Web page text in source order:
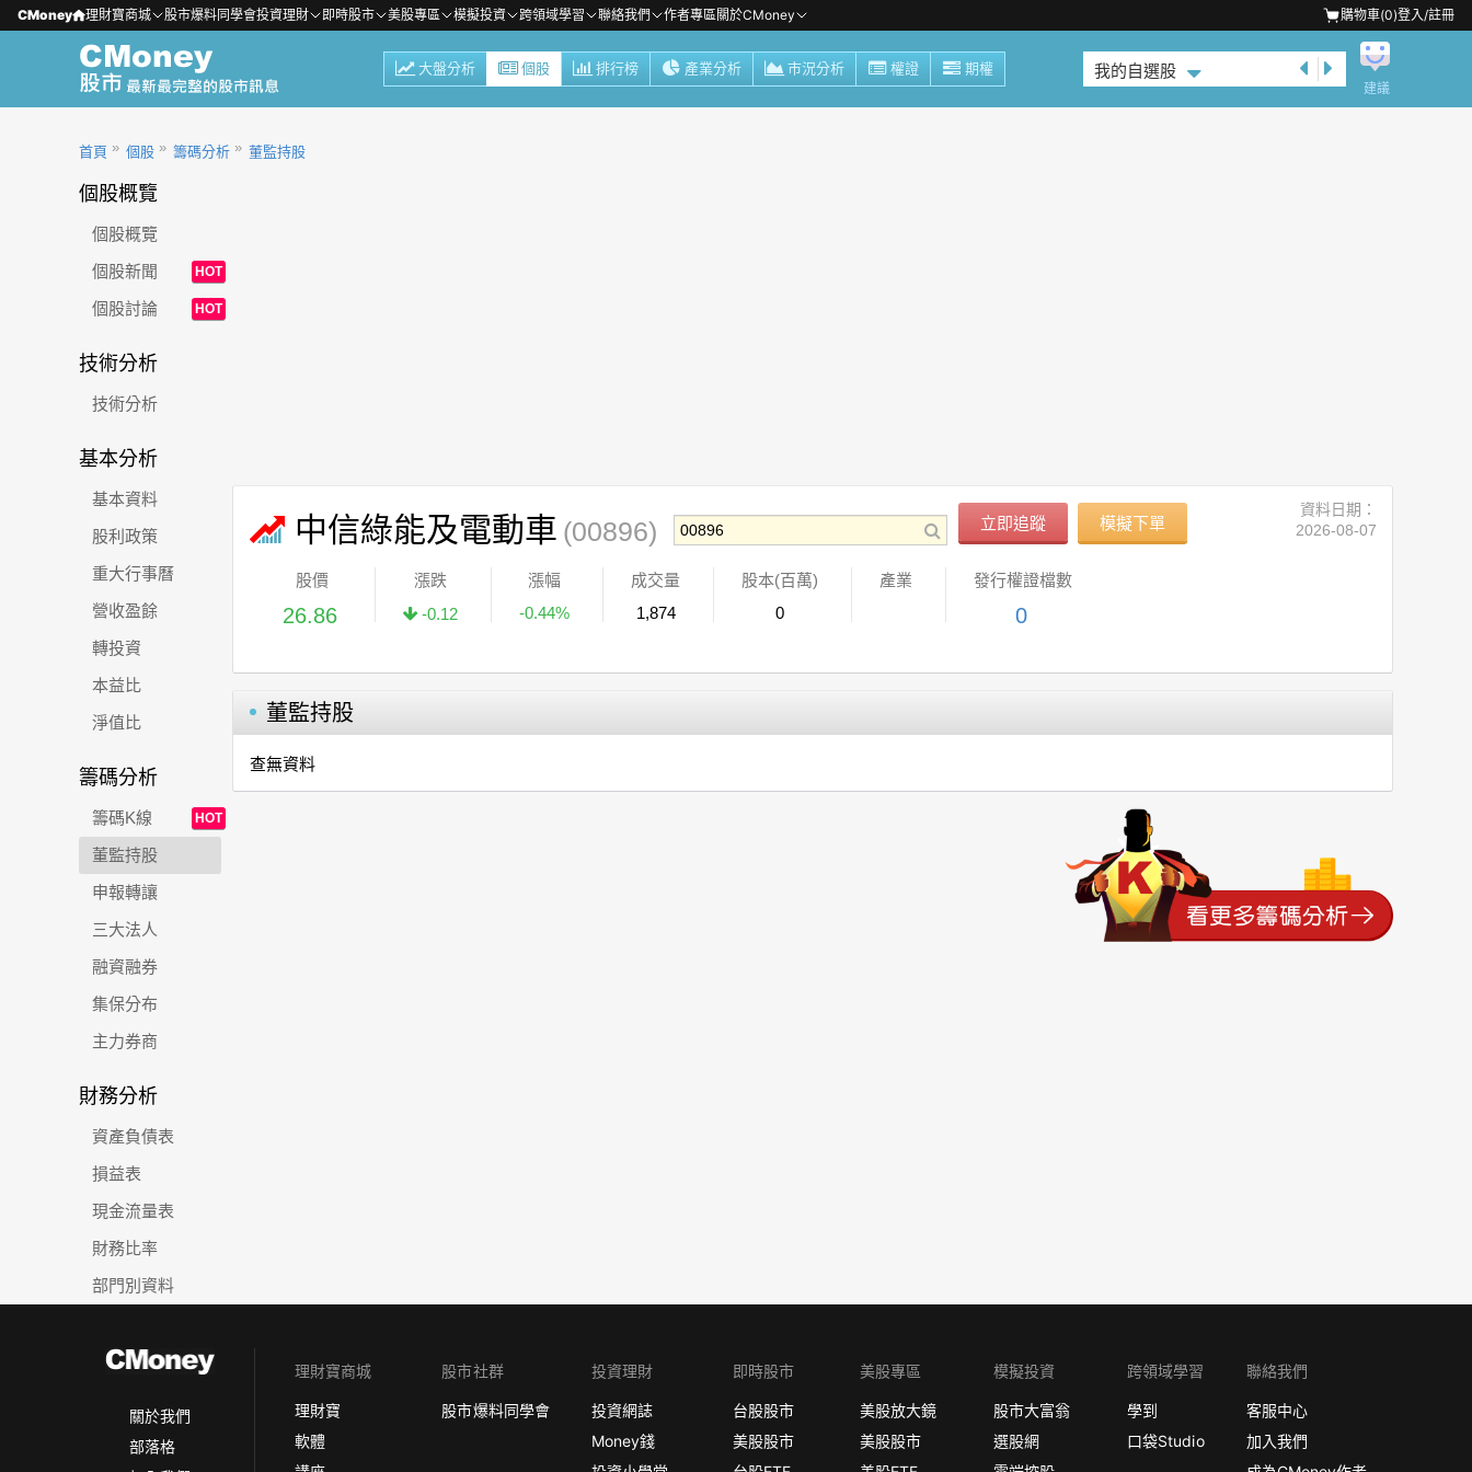
CMoney 理財寶商城 股市爆料同學會投資理財 即時股市 美股專區 模擬投資 跨領域學習 聯絡我們 作者專區關於CMoney 購物車(0)登入/註冊
大盤分析 個股 排行榜 產業分析 市況分析 權證 期權 我的自選股
建議
首頁 個股 籌碼分析 董監持股
個股概覽
個股概覽
個股新聞
HOT
個股討論 HOT
技術分析
技術分析
基本分析
基本資料
股利政策
重大行事曆
營收盈餘
轉投資
本益比
淨值比
籌碼分析
籌碼K線 HOT
董監持股
申報轉讓
三大法人
融資融券
集保分布
主力券商
財務分析
資產負債表
損益表
現金流量表
財務比率
部門別資料
中信綠能及電動車 (00896) 立即追蹤 模擬下單
資料日期：
2026-08-07
股價
26.86
漲跌
-0.12
漲幅
-0.44%
成交量
1,874
股本(百萬)
0
產業 發行權證檔數
0
董監持股
查無資料
關於我們
部落格
理財寶商城
理財寶
軟體
股市社群
股市爆料同學會
投資理財
投資網誌
Money錢
即時股市
台股股市
美股股市
美股專區
美股放大鏡
美股股市
模擬投資
股市大富翁
選股網
跨領域學習
學到
口袋Studio
聯絡我們
客服中心
加入我們